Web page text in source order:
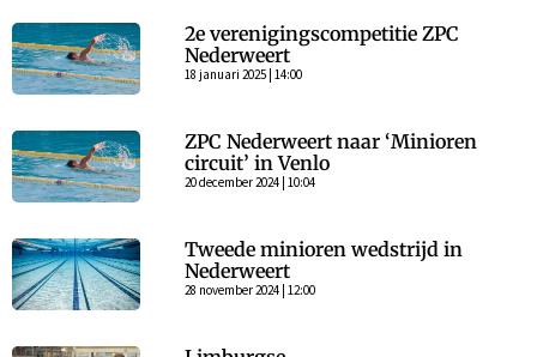
2e verenigingscompetitie ZPC
Nederweert
18 januari 2025 | 14:00
ZPC Nederweert naar ‘Minioren
circuit’ in Venlo
20 december 2024 | 10:04
Tweede minioren wedstrijd in
Nederweert
28 november 2024 | 12:00